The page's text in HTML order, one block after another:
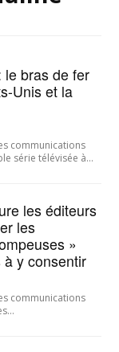
le bras de fer
Unis et la
communications
série télévisée à…
les éditeurs
les
»
y consentir
communications